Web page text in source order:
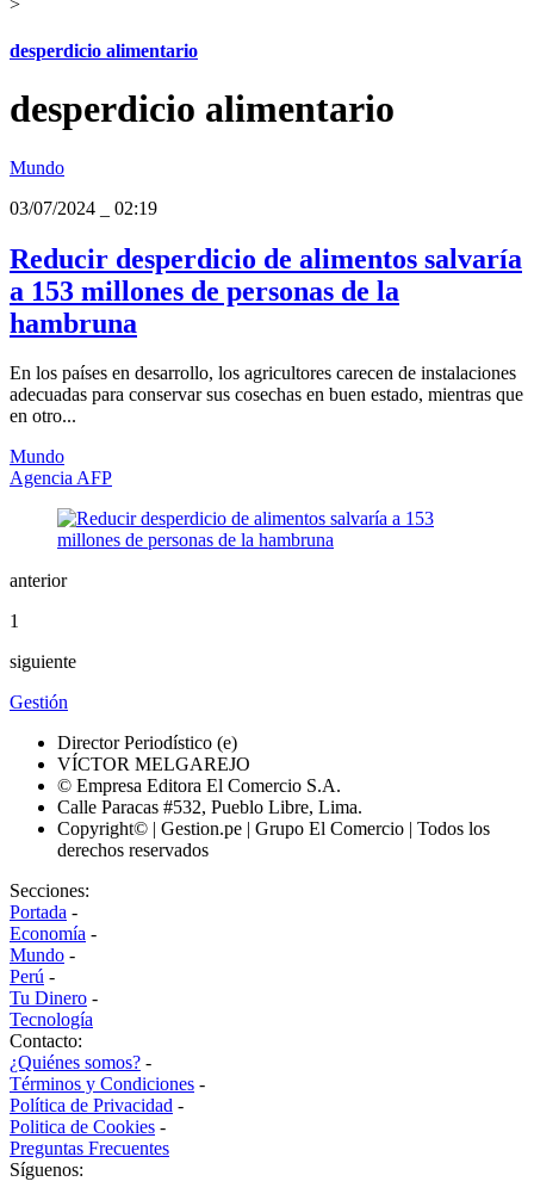
desperdicio alimentario
desperdicio alimentario
Mundo
03/07/2024
02:19
Reducir desperdicio de alimentos salvaría
a 153 millones de personas de la
hambruna
En los países en desarrollo, los agricultores carecen de instalaciones
adecuadas para conservar sus cosechas en buen estado, mientras que
en otro...
Mundo
Agencia AFP
anterior
1
siguiente
Gestión
Director Periodístico (e)
VÍCTOR MELGAREJO
© Empresa Editora El Comercio S.A.
Calle Paracas #532, Pueblo Libre, Lima.
Copyright© | Gestion.pe | Grupo El Comercio | Todos los
derechos reservados
Secciones:
Portada -
Economía -
Mundo -
Perú -
Tu Dinero -
Tecnología
Contacto:
¿Quiénes somos? -
Términos y Condiciones -
Política de Privacidad -
Politica de Cookies -
Preguntas Frecuentes
Síguenos: